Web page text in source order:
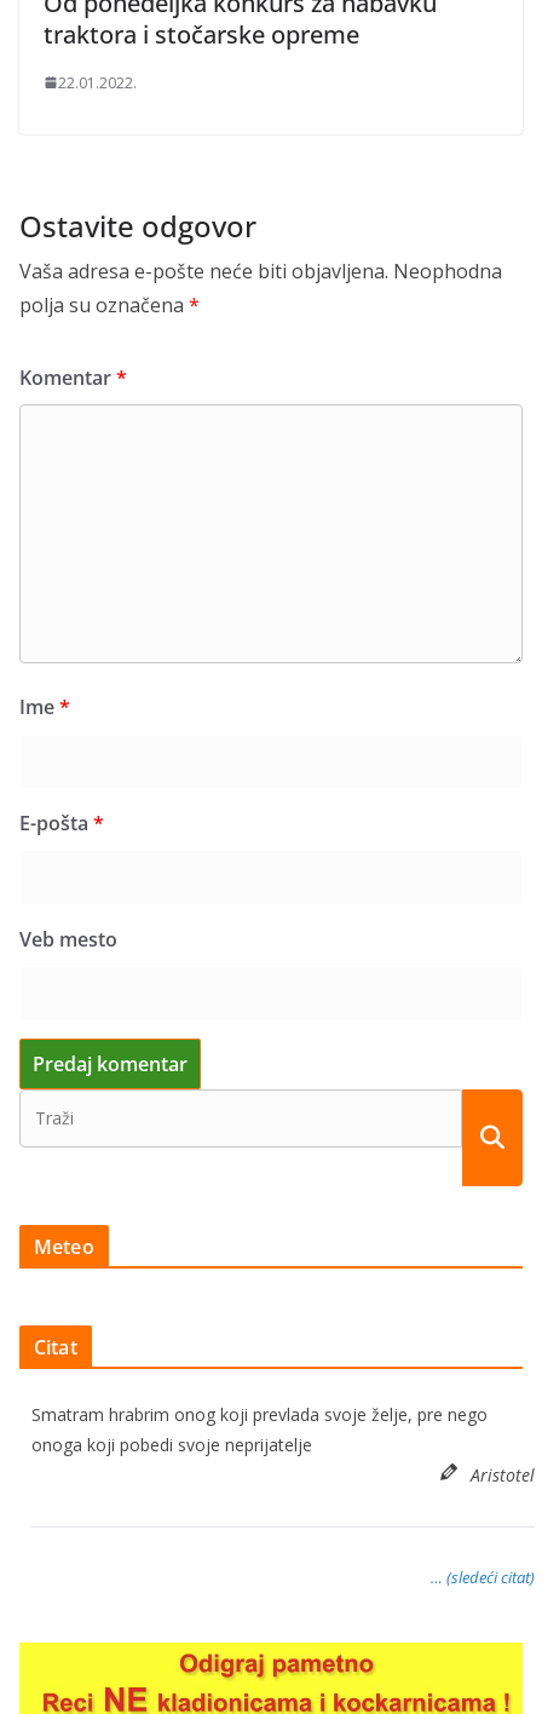
traktora i stočarske opreme
22.01.2022.
Ostavite odgovor
Vaša adresa e-pošte neće biti objavljena. Neophodna
polja su označena *
Komentar*
Ime*
E-pošta *
Veb mesto
Meteo
Citat
Smatram hrabrim onog koji prevlada svoje želje, pre nego
onoga koji pobedi svoje neprijatelje
Aristotel
… (sledeći citat)